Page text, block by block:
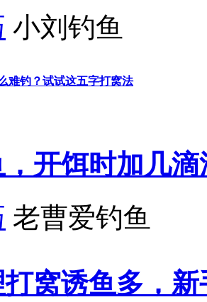
小刘钓鱼
难钓？试试这五字打窝法
开饵时加几
老曹爱钓鱼
窝诱鱼多，